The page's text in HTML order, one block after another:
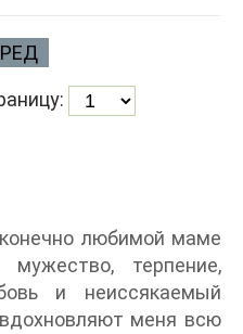
любимой маме
терпение,
и неиссякаемый
меня всю